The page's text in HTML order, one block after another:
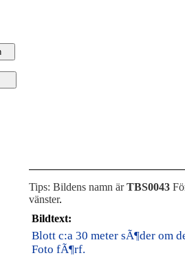
Tips: Bildens namn ärTBS0043
vänster.
Bildtext:
Blott c:a 30 meter sÃ¶der om
Foto fÃ¶rf.